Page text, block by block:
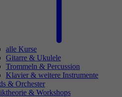
alle Kurse
Gitarre & Ukulele
Trommeln & Percussion
Klavier & weitere Instrumente
& Orchester
& Workshops